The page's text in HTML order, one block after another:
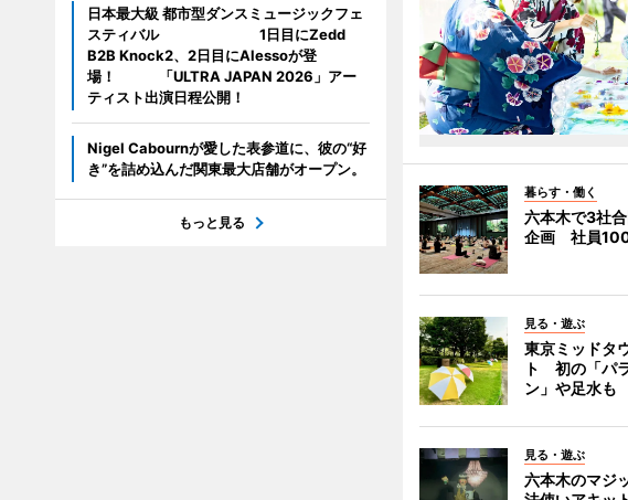
暮らす・働く
六本木で3社
企画 社員
見る・遊ぶ
東京ミッドタ
ト 初の「パ
ン」や足水も
見る・遊ぶ
六本木のマジ
日本最大級 都市型ダンスミュージックフェ
スティバル 1日目にZedd
B2B Knock2、2日目にAlessoが登
場！ 「ULTRA JAPAN 2026」アー
ティスト出演日程公開！
Nigel Cabournが愛した表参道に、彼の“好
き”を詰め込んだ関東最大店舗がオープン。
もっと見る